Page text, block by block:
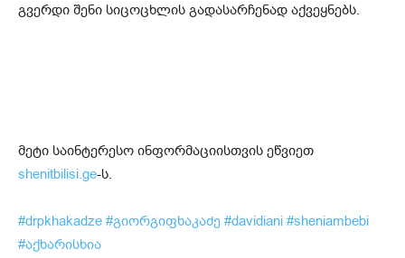
გვერდი შენი სიცოცხლის გადასარჩენად აქვეყნებს.
მეტი საინტერესო ინფორმაციისთვის ეწვიეთ
shenitbilisi.ge-ს.
#drpkhakadze #გიორგიფხაკაძე #davidiani #sheniambebi
#აქხარისხია